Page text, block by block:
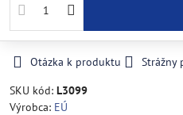
Otázka k produktu Strážny
SKU kód: L3099
Výrobca: EÚ